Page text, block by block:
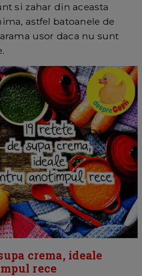
si zahar din aceasta
astfel batoanele de
usor daca nu sunt
crema, ideale
rece